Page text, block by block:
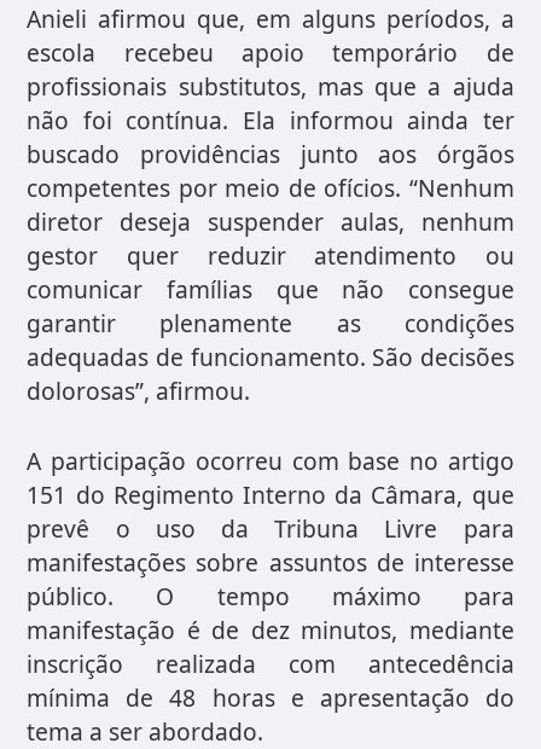
Anieli afirmou que, em alguns períodos, a
escola recebeu apoio temporário de
profissionais substitutos, mas que a ajuda
não foi contínua. Ela informou ainda ter
buscado providências junto aos órgãos
competentes por meio de ofícios. “Nenhum
diretor deseja suspender aulas, nenhum
gestor quer reduzir atendimento ou
comunicar famílias que não consegue
garantir plenamente as condições
adequadas de funcionamento. São decisões
dolorosas”, afirmou.
A participação ocorreu com base no artigo
151 do Regimento Interno da Câmara, que
prevê o uso da Tribuna Livre para
manifestações sobre assuntos de interesse
público. O tempo máximo para
manifestação é de dez minutos, mediante
inscrição realizada com antecedência
mínima de 48 horas e apresentação do
tema a ser abordado.